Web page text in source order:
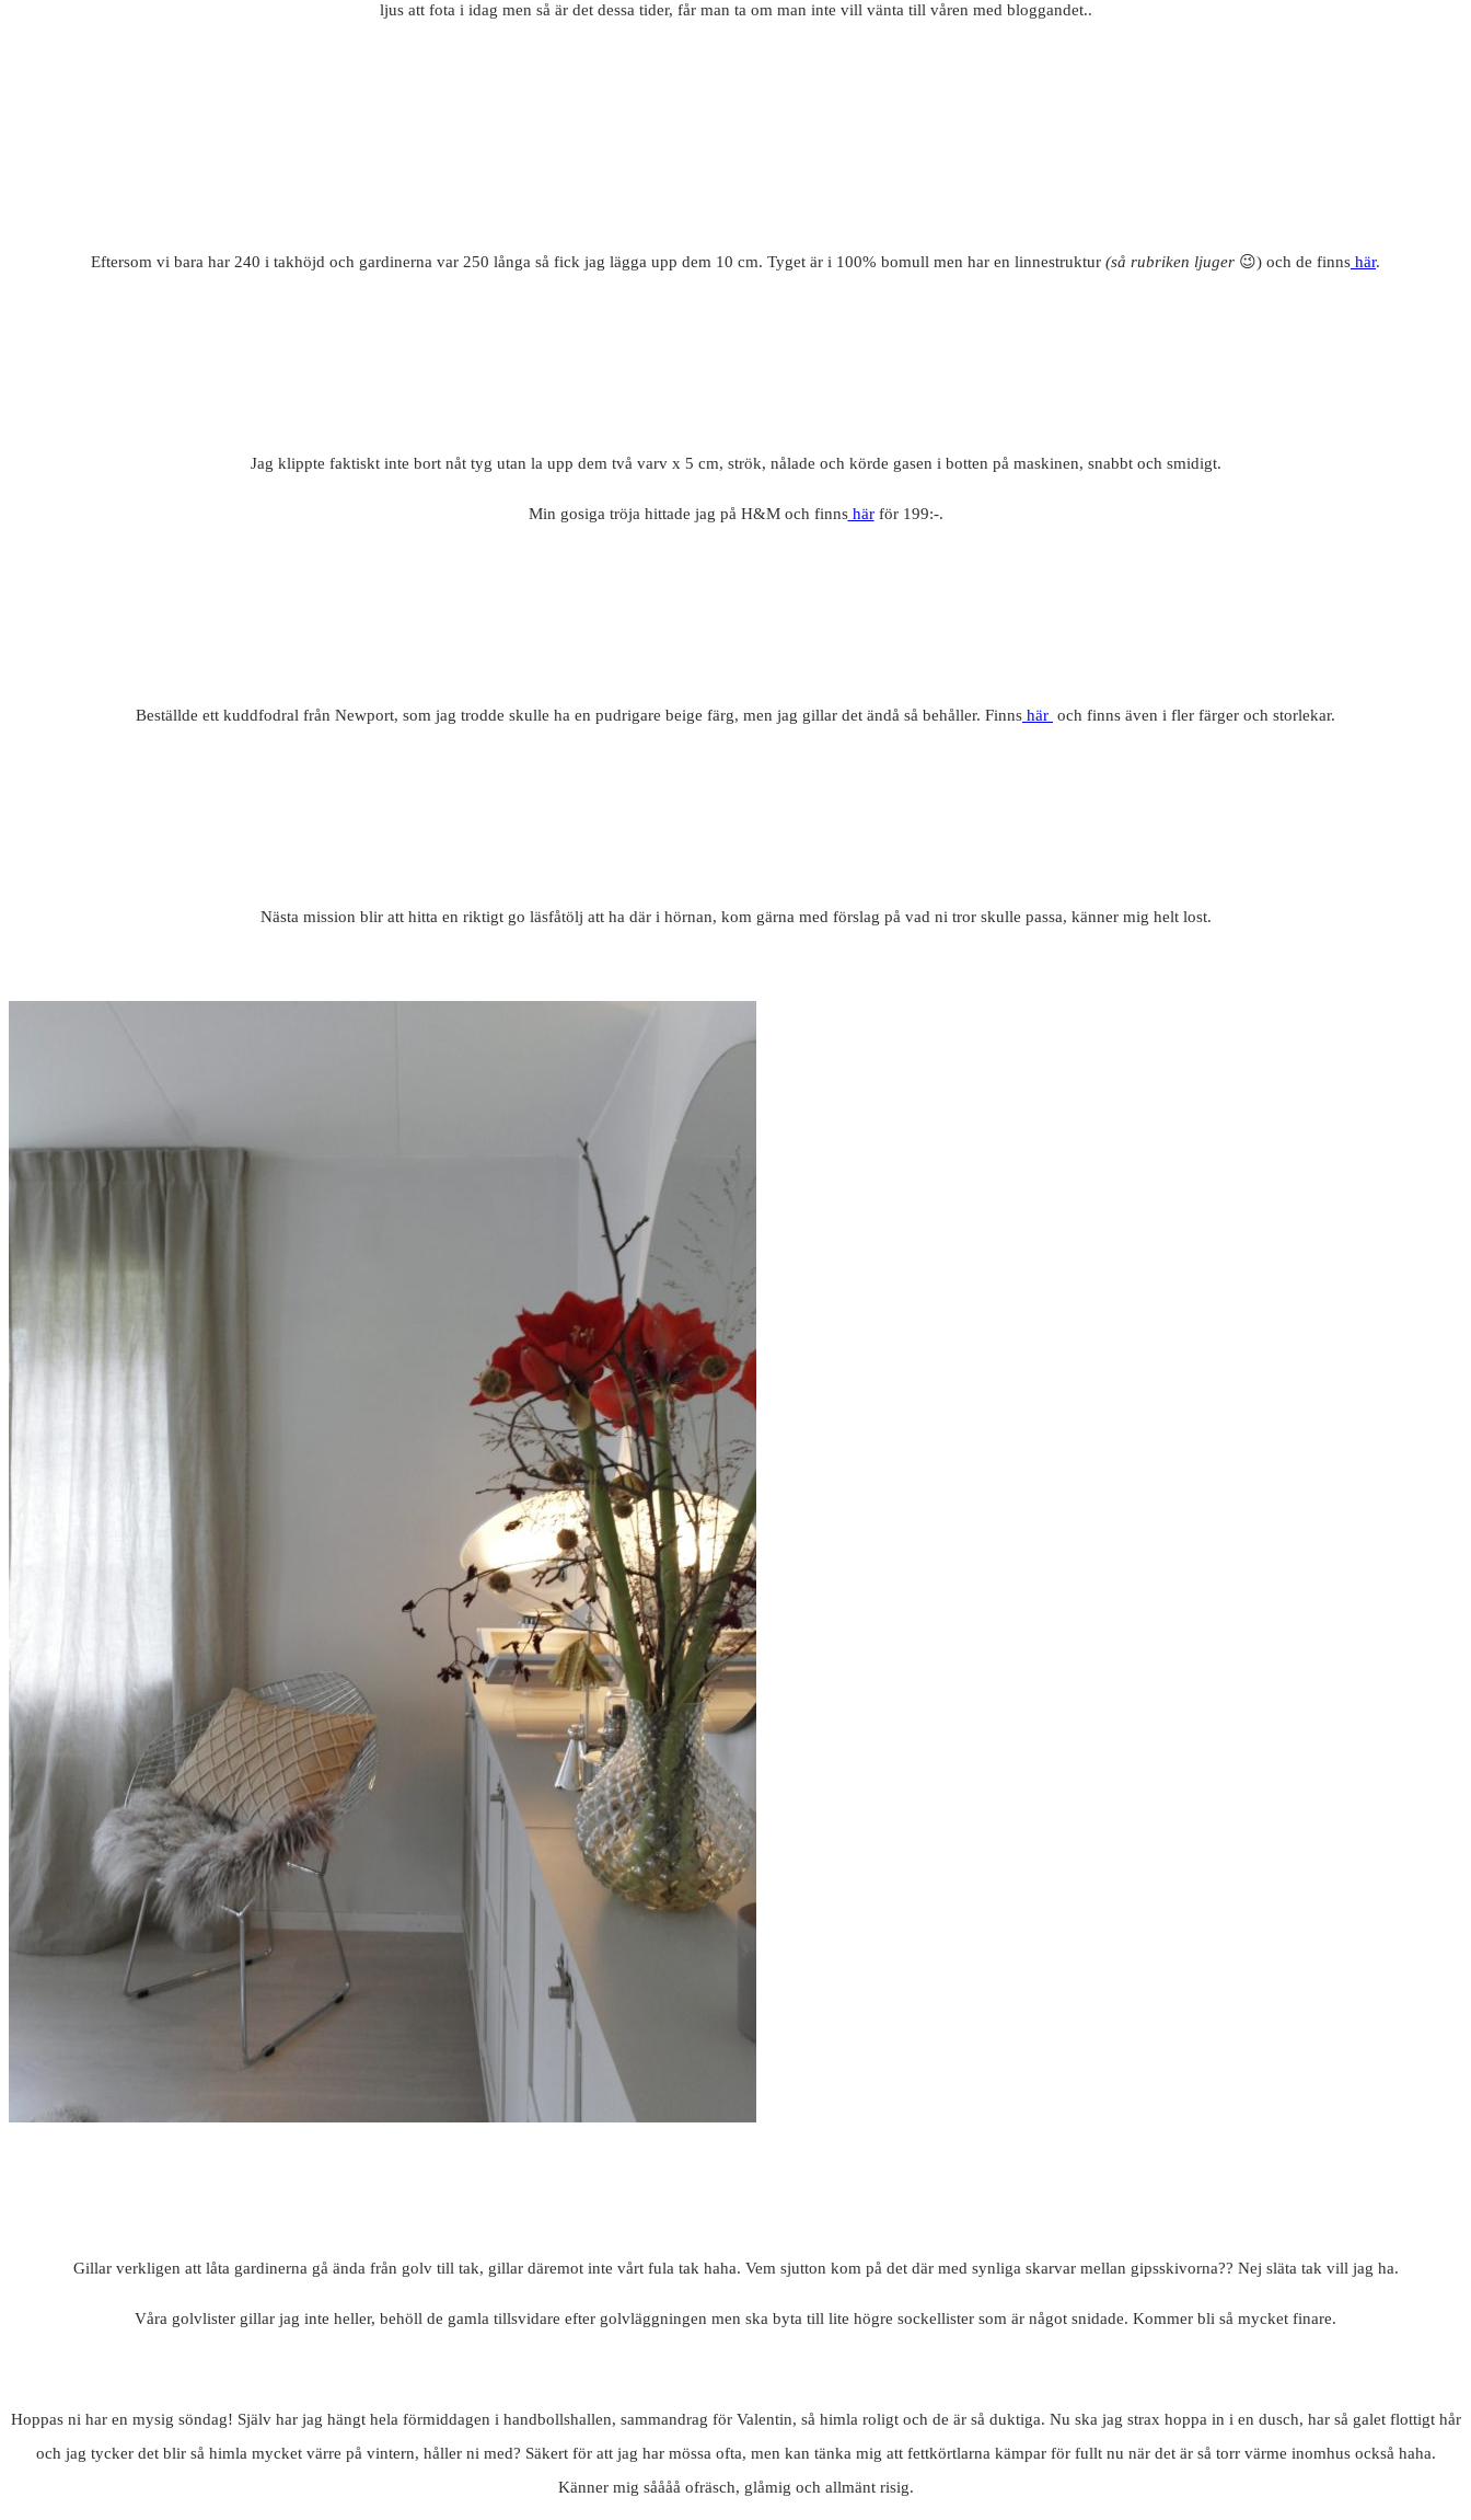
ljus att fota i idag men så är det dessa tider, får man ta om man inte vill vänta till våren med bloggandet..
Eftersom vi bara har 240 i takhöjd och gardinerna var 250 långa så fick jag lägga upp dem 10 cm. Tyget är i 100% bomull men har en linnestruktur (så rubriken ljuger 😉) och de finns här.
Jag klippte faktiskt inte bort nåt tyg utan la upp dem två varv x 5 cm, strök, nålade och körde gasen i botten på maskinen, snabbt och smidigt.
Min gosiga tröja hittade jag på H&M och finnshärför 199:-.
Beställde ett kuddfodral från Newport, som jag trodde skulle ha en pudrigare beige färg, men jag gillar det ändå så behåller. Finns här och finns även i fler färger och storlekar.
Nästa mission blir att hitta en riktigt go läsfåtölj att ha där i hörnan, kom gärna med förslag på vad ni tror skulle passa, känner mig helt lost.
Gillar verkligen att låta gardinerna gå ända från golv till tak, gillar däremot inte vårt fula tak haha. Vem sjutton kom på det där med synliga skarvar mellan gipsskivorna?? Nej släta tak vill jag ha.
Våra golvlister gillar jag inte heller, behöll de gamla tillsvidare efter golvläggningen men ska byta till lite högre sockellister som är något snidade. Kommer bli så mycket finare.
Hoppas ni har en mysig söndag! Själv har jag hängt hela förmiddagen i handbollshallen, sammandrag för Valentin, så himla roligt och de är så duktiga. Nu ska jag strax hoppa in i en dusch, har så galet flottigt hår
och jag tycker det blir så himla mycket värre på vintern, håller ni med? Säkert för att jag har mössa ofta, men kan tänka mig att fettkörtlarna kämpar för fullt nu när det är så torr värme inomhus också haha.
Känner mig såååå ofräsch, glåmig och allmänt risig.